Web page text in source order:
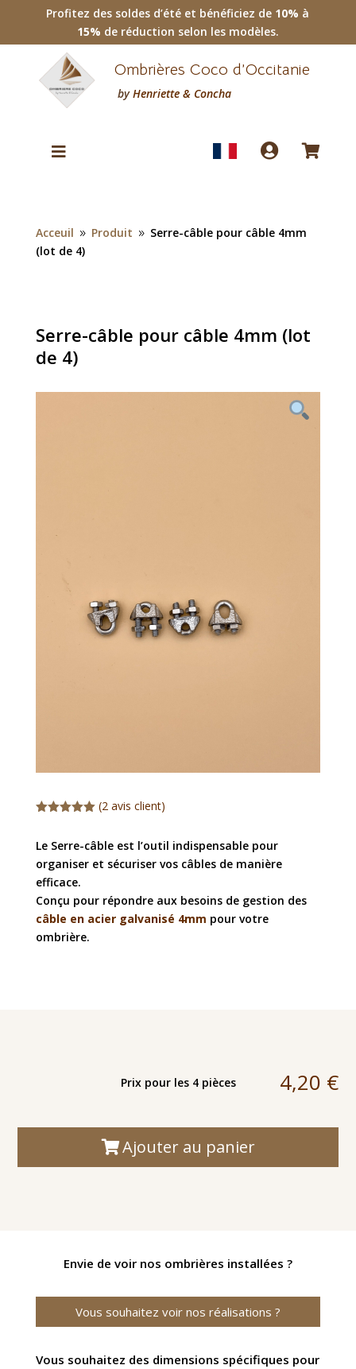
Profitez des soldes d’été et bénéficiez de 10% à
15% de réduction selon les modèles.
Ombrières Coco d’Occitanie
byHenriette & Concha
  
Acceuil 9 Produit 9 Serre-câble pour câble 4mm
(lot de 4)
Serre-câble pour câble 4mm (lot
de 4)
basé sur
client
(2 avis client)
Le Serre-câble est l’outil indispensable pour
organiser et sécuriser vos câbles de manière
efficace.
Conçu pour répondre aux besoins de gestion des
câble en acier galvanisé 4mm pour votre
ombrière.
Prix pour les 4 pièces 4,20 €
Ajouter au panier
Envie de voir nos ombrières installées ?
Vous souhaitez voir nos réalisations ?
Vous souhaitez des dimensions spécifiques pour